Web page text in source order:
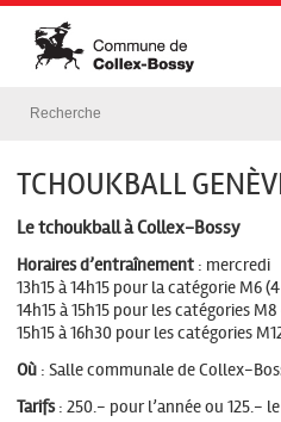
TCHOUKBALL
Le tchoukball à Collex-Bossy
Horaires d’entraînement : mercredi
13h15 à 14h15 pour la catégorie M6
14h15 à 15h15 pour les catégories
15h15 à 16h30 pour les catégories
Où : Salle communale de Collex-
Tarifs: 250.- pour l’année ou 125.-